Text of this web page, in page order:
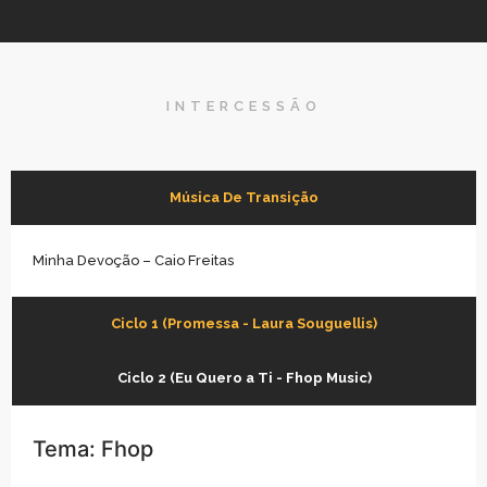
INTERCESSÃO
Música De Transição
Minha Devoção – Caio Freitas
Ciclo 1 (Promessa - Laura Souguellis)
Ciclo 2 (Eu Quero a Ti - Fhop Music)
Tema: Fhop